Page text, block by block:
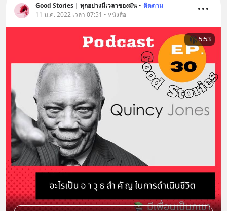
Good Stories | ทุกอย่างมีเวลาของมัน • ติดตาม
11 ม.ค. 2022 เวลา 07:51 • หนังสือ
5:53